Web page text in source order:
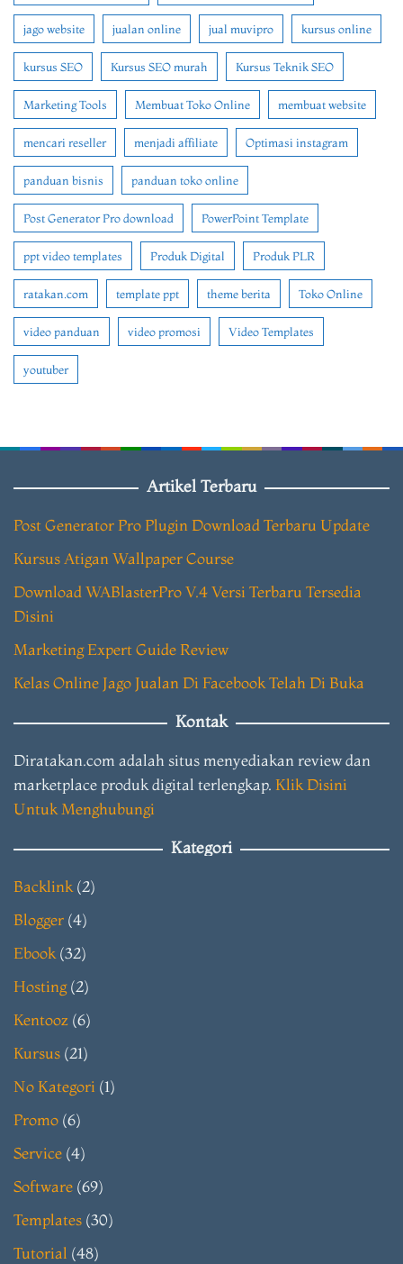
jago website jualan online jual muvipro kursus online
kursus SEO Kursus SEO murah Kursus Teknik SEO
Marketing Tools Membuat Toko Online membuat website
mencari reseller menjadi affiliate Optimasi instagram
panduan bisnis panduan toko online
Post Generator Pro download PowerPoint Template
ppt video templates Produk Digital Produk PLR
ratakan.com template ppt theme berita Toko Online
video panduan video promosi Video Templates
youtuber
Artikel Terbaru
Post Generator Pro Plugin Download Terbaru Update
Kursus Atigan Wallpaper Course
Download WABlasterPro V.4 Versi Terbaru Tersedia
Disini
Marketing Expert Guide Review
Kelas Online Jago Jualan Di Facebook Telah Di Buka
Kontak
Diratakan.com adalah situs menyediakan review dan
marketplace produk digital terlengkap. Klik Disini
Untuk Menghubungi
Kategori
Backlink (2)
Blogger (4)
Ebook (32)
Hosting(2)
Kentooz (6)
Kursus (21)
No Kategori (1)
Promo (6)
Service (4)
Software (69)
Templates (30)
Tutorial (48)